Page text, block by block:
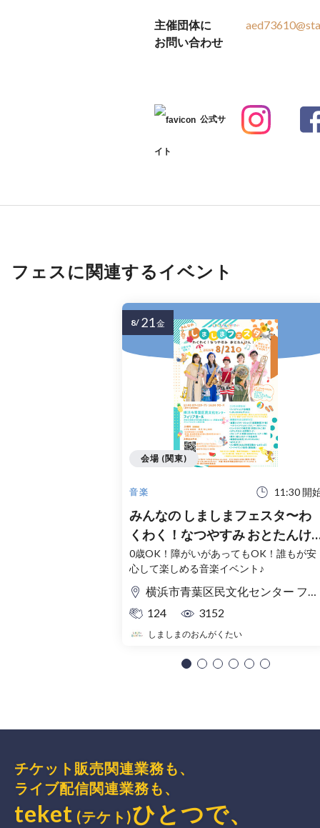
主催団体に
お問い合わせ
公式サ
イト
フェスに関連するイベント
音楽 11:30 開
みんなの しましまフェスタ〜わ
くわく！なつやすみ おとたんけ
ん！〜
0歳OK！障がいがあってもOK！誰もが安
心して楽しめる音楽イベント♪
横浜市青葉区民文化センター フィリアホール
124
3152
しましまのおんがくたい
会場 (関東)
8/ 21金
チケット販売関連業務も、
ライブ配信関連業務も、
teket (テケト)ひとつで、